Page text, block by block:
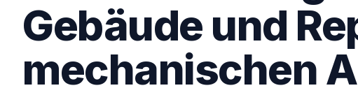
Gebäude und
mechanischen